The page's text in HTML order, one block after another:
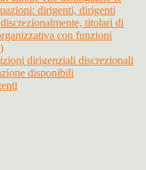
dirigenti, dirigenti
titolari di
con funzioni
dirigenziali discrezionali
disponibili